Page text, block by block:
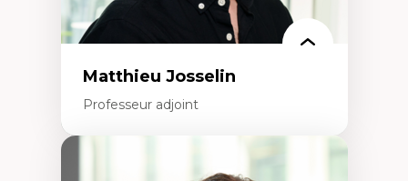
Matthieu Josselin
Professeur adjoint